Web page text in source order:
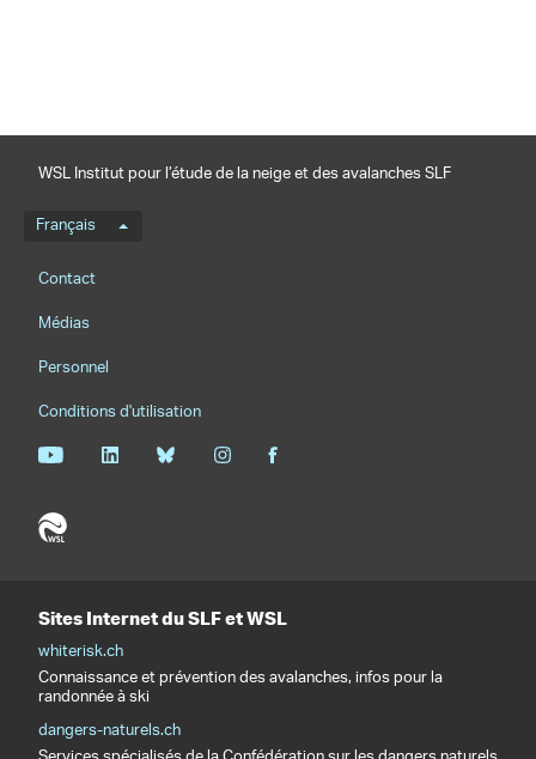
WSL Institut pour l’étude de la neige et des avalanches SLF
Menu de langue
Français
Footernavigation
Contact
Médias
Personnel
Conditions d'utilisation
Sites Internet du SLF et WSL
whiterisk.ch
Connaissance et prévention des avalanches, infos pour la
randonnée à ski
dangers-naturels.ch